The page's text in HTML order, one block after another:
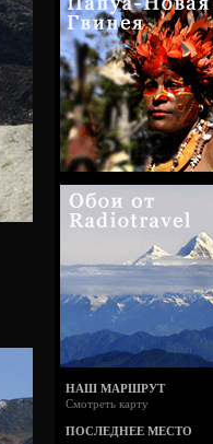
НАШ МАРШРУТ
Смотреть карту
ПОСЛЕДНЕЕ МЕСТО